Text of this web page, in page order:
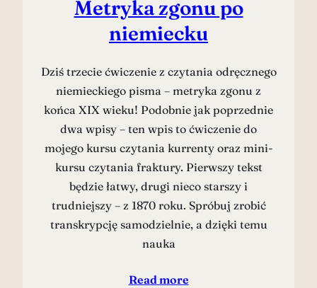
Metryka zgonu po
niemiecku
Dziś trzecie ćwiczenie z czytania odręcznego
niemieckiego pisma – metryka zgonu z
końca XIX wieku! Podobnie jak poprzednie
dwa wpisy – ten wpis to ćwiczenie do
mojego kursu czytania kurrenty oraz mini-
kursu czytania fraktury. Pierwszy tekst
będzie łatwy, drugi nieco starszy i
trudniejszy – z 1870 roku. Spróbuj zrobić
transkrypcję samodzielnie, a dzięki temu
nauka
Read more